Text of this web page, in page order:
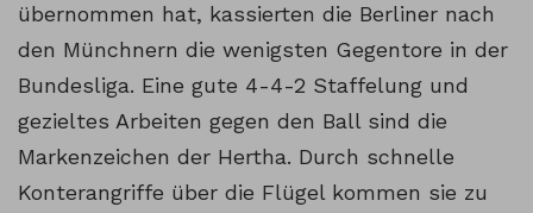
übernommen hat, kassierten die Berliner nach
den Münchnern die wenigsten Gegentore in der
Bundesliga. Eine gute 4-4-2 Staffelung und
gezieltes Arbeiten gegen den Ball sind die
Markenzeichen der Hertha. Durch schnelle
Konterangriffe über die Flügel kommen sie zu